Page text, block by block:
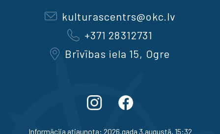
kulturascentrs@okc.lv
+371 28312731
Brīvības iela 15, Ogre
Informācija atjaunota: 2026.gada 3.augustā, 15:32